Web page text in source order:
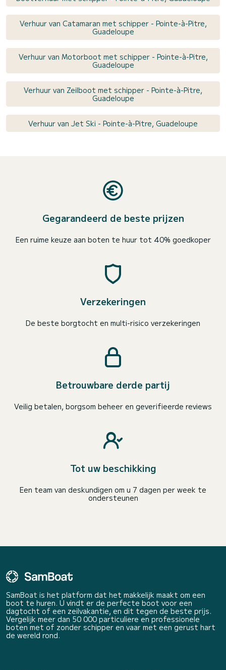
Verhuur van Catamaran met schipper - Pointe-à-Pitre,
Guadeloupe
Verhuur van Motorboot met schipper - Pointe-à-Pitre,
Guadeloupe
Verhuur van Zeilboot met schipper - Pointe-à-Pitre,
Guadeloupe
Verhuur van Jet Ski - Pointe-à-Pitre, Guadeloupe
Gegarandeerd de beste prijzen
Een ruime keuze aan boten te huur tot 40% goedkoper
Verzekeringen
De beste borgtocht en multi-risico verzekeringen
Betrouwbare derde partij
Veilig betalen, borgsom beheer en geverifieerde reviews
Tot uw beschikking
Een team van deskundigen om u 7 dagen per week te
ondersteunen
SamBoat is het platform dat het makkelijk maakt om een
boot te huren. U vindt er de perfecte boot voor een
dagtocht of een zeilvakantie, en dit tegen de beste prijs.
Vergelijk meer dan 50 000 particuliere en professionele
boten met of zonder schipper en vaar met een gerust hart
de wereld rond.